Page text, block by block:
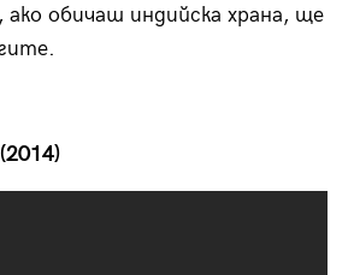
обичаш индийска храна, ще